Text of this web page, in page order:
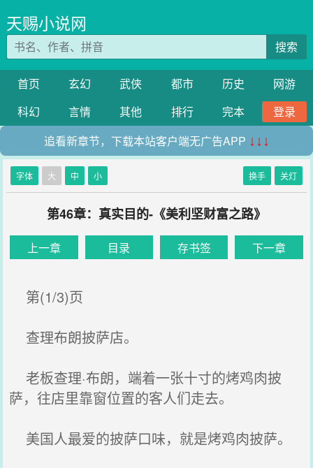
天赐小说网
搜索
首页 玄幻 武侠 都市 历史
网游
科幻
言情 其他 排行 完本
登录
追看新章节，下载本站客户端无广告APP ↓↓↓
字体 大 中 小 换手 关灯
第46章：真实目的-《美利坚财富之路》
上一章 目录 存书签 下一章
第(1/3)页
查理布朗披萨店。
老板查理·布朗，端着一张十寸的烤鸡肉披
萨，往店里靠窗位置的客人们走去。
美国人最爱的披萨口味，就是烤鸡肉披萨。